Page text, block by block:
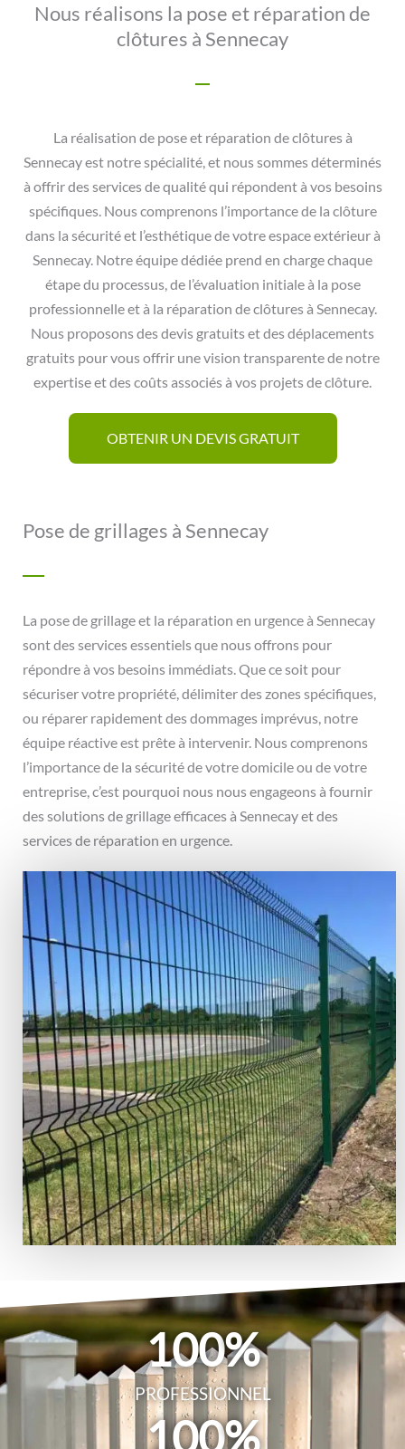
Nous réalisons la pose et réparation de
clôtures à Sennecay
La réalisation de pose et réparation de clôtures à
Sennecay est notre spécialité, et nous sommes déterminés
à offrir des services de qualité qui répondent à vos besoins
spécifiques. Nous comprenons l’importance de la clôture
dans la sécurité et l’esthétique de votre espace extérieur à
Sennecay. Notre équipe dédiée prend en charge chaque
étape du processus, de l’évaluation initiale à la pose
professionnelle et à la réparation de clôtures à Sennecay.
Nous proposons des devis gratuits et des déplacements
gratuits pour vous offrir une vision transparente de notre
expertise et des coûts associés à vos projets de clôture.
OBTENIR UN DEVIS GRATUIT
Pose de grillages à Sennecay
La pose de grillage et la réparation en urgence à Sennecay
sont des services essentiels que nous offrons pour
répondre à vos besoins immédiats. Que ce soit pour
sécuriser votre propriété, délimiter des zones spécifiques,
ou réparer rapidement des dommages imprévus, notre
équipe réactive est prête à intervenir. Nous comprenons
l’importance de la sécurité de votre domicile ou de votre
entreprise, c’est pourquoi nous nous engageons à fournir
des solutions de grillage efficaces à Sennecay et des
services de réparation en urgence.
PROFESSIONNEL
100%
100%